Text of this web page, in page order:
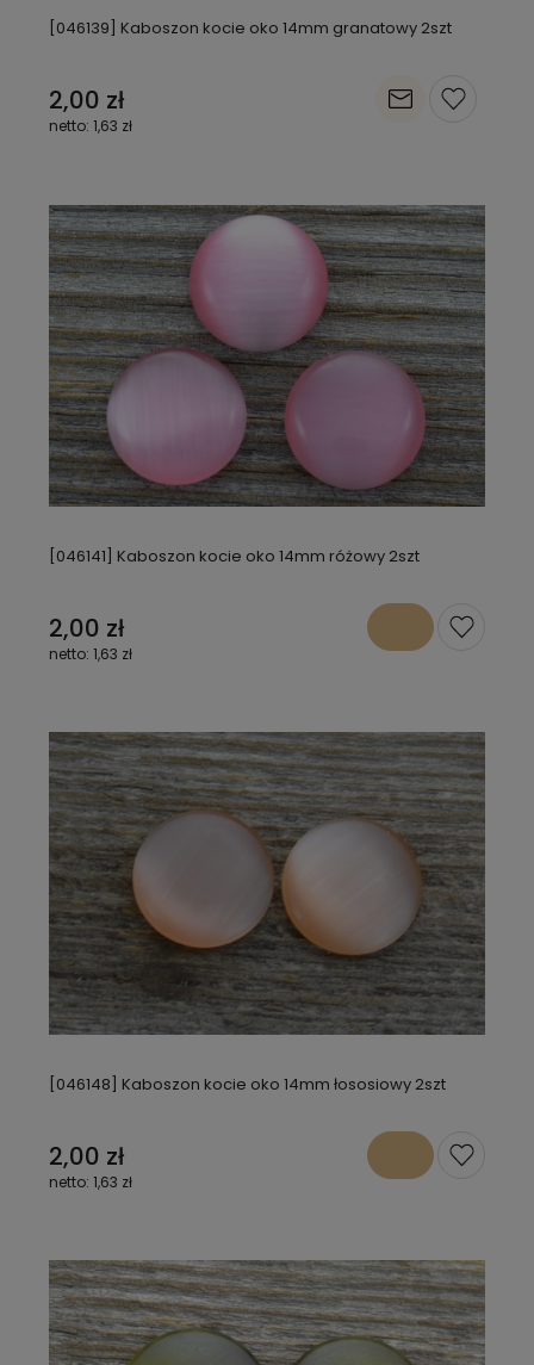
[046139] Kaboszon kocie oko 14mm granatowy 2szt
2,00 zł
1,63 zł
[046141] Kaboszon kocie oko 14mm różowy 2szt
2,00 zł
1,63 zł
[046148] Kaboszon kocie oko 14mm łososiowy 2szt
2,00 zł
1,63 zł